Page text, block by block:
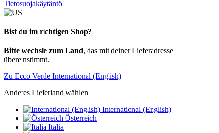
Tietosuojakäytäntö
Bist du im richtigen Shop?
Bitte wechsle zum Land, das mit deiner Lieferadresse
übereinstimmt.
Zu Ecco Verde International (English)
Anderes Lieferland wählen
International (English)
Österreich
Italia